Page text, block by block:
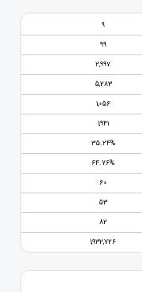
9
99
2,997
5,283
1,056
1,941
35.24%
64.76%
60
53
82
1,932,726